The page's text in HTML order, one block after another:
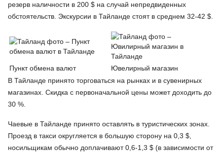
резерв наличности в 200 $ на случай непредвиденных
обстоятельств. Экскурсии в Тайланде стоят в среднем 32-42 $.
Пункт обмена валют
Ювелирный магазин
В Тайланде принято торговаться на рынках и в сувенирных
магазинах. Скидка с первоначальной цены может доходить до
30 %.
Чаевые в Тайланде принято оставлять в туристических зонах.
Проезд в такси округляется в большую сторону на 0,3 $,
носильщикам обычно доплачивают 0,6-1,3 $ (в зависимости от